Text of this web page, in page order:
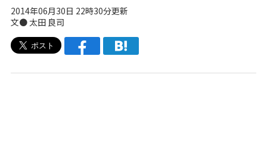
2014年06月30日 22時30分更新
文●太田 良司